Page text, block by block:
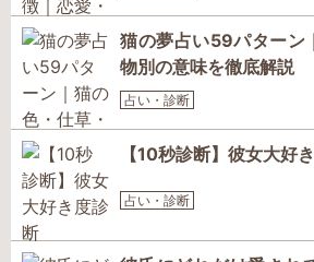
猫の夢占い59パターン
物別の意味を徹底解説
占い・診断
【10秒診断】彼女大好
占い・診断